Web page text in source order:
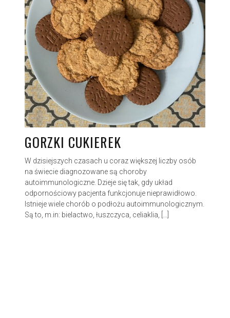
GORZKI CUKIEREK
W dzisiejszych czasach u coraz większej liczby osób
na świecie diagnozowane są choroby
autoimmunologiczne. Dzieje się tak, gdy układ
odpornościowy pacjenta funkcjonuje nieprawidłowo.
Istnieje wiele chorób o podłożu autoimmunologicznym.
Są to, m.in: bielactwo, łuszczyca, celiaklia, […]